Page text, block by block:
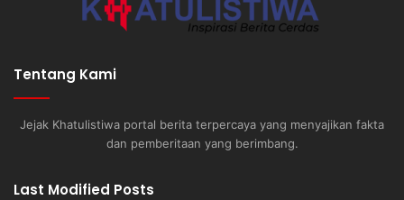
Tentang Kami
Jejak Khatulistiwa portal berita terpercaya yang menyajikan fakta
dan pemberitaan yang berimbang.
Last Modified Posts